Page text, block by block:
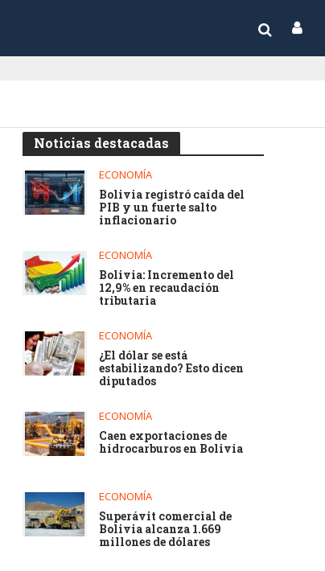
Noticias destacadas
ECONOMÍA
Bolivia registró caída del
PIB y un fuerte salto
inflacionario
ECONOMÍA
Bolivia: Incremento del
12,9% en recaudación
tributaria
ECONOMÍA
¿El dólar se está
estabilizando? Esto dicen
diputados
ECONOMÍA
Caen exportaciones de
hidrocarburos en Bolivia
ECONOMÍA
Superávit comercial de
Bolivia alcanza 1.669
millones de dólares